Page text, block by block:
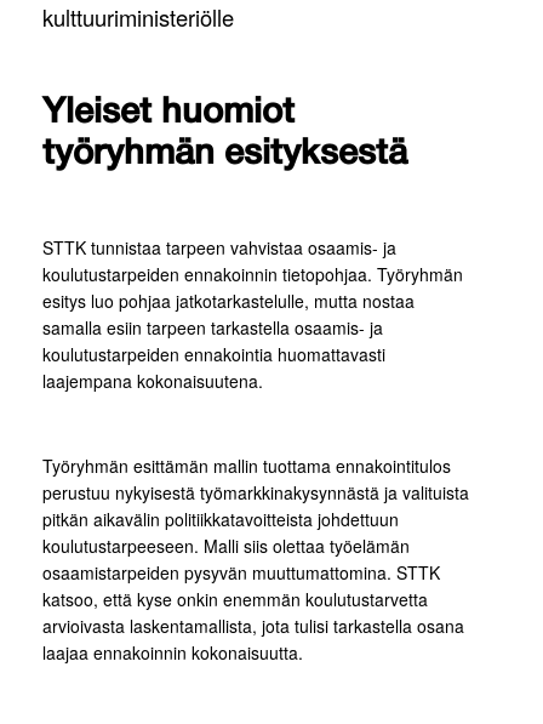
kulttuuriministeriölle
Yleiset huomiot
työryhmän esityksestä
STTK tunnistaa tarpeen vahvistaa osaamis- ja
koulutustarpeiden ennakoinnin tietopohjaa. Työryhmän
esitys luo pohjaa jatkotarkastelulle, mutta nostaa
samalla esiin tarpeen tarkastella osaamis- ja
koulutustarpeiden ennakointia huomattavasti
laajempana kokonaisuutena.
Työryhmän esittämän mallin tuottama ennakointitulos
perustuu nykyisestä työmarkkinakysynnästä ja valituista
pitkän aikavälin politiikkatavoitteista johdettuun
koulutustarpeeseen. Malli siis olettaa työelämän
osaamistarpeiden pysyvän muuttumattomina. STTK
katsoo, että kyse onkin enemmän koulutustarvetta
arvioivasta laskentamallista, jota tulisi tarkastella osana
laajaa ennakoinnin kokonaisuutta.